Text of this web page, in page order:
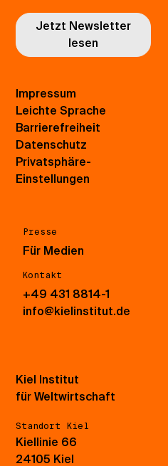
Jetzt Newsletter
lesen
Presse
Für Medien
Kontakt
+49 431 8814-1
info@kielinstitut.de
Impressum
Leichte Sprache
Barrierefreiheit
Datenschutz
Privatsphäre-
Einstellungen
Kiel Institut
für Weltwirtschaft
Standort Kiel
Kiellinie 66
24105 Kiel